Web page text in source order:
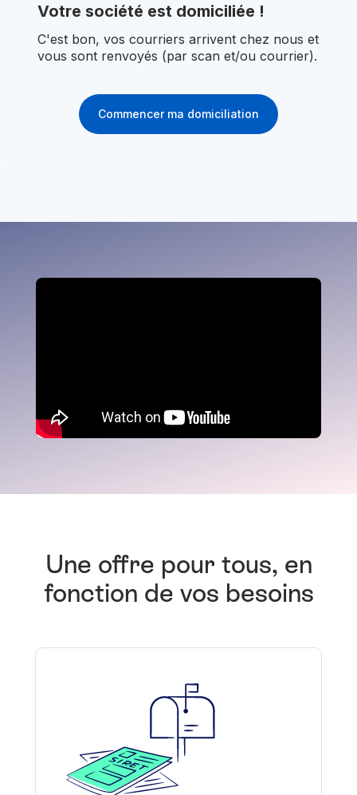
Votre société est domiciliée !
C'est bon, vos courriers arrivent chez nous et
vous sont renvoyés (par scan et/ou courrier).
Commencer ma domiciliation
Une offre pour tous, en
fonction de vos besoins